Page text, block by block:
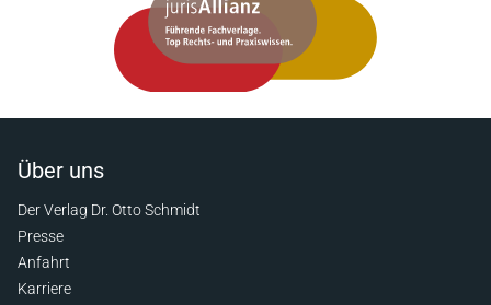
Über uns
Der Verlag Dr. Otto Schmidt
Presse
Anfahrt
Karriere